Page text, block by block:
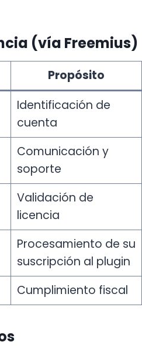
(vía Freemius)
Propósito
Identificación de
cuenta
Comunicación y
soporte
Validación de
licencia
Procesamiento de su
suscripción al plugin
Cumplimiento fiscal